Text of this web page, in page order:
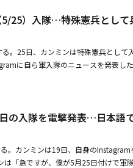
て服務しています。昨年は6年間の歩
で公開され、ファンの注目を集めま
けなども自ら制作する自主制作アイ
My！」「HIT」「Left ＆ Right」など
であるにもかかわらず、一糸乱れぬ美
開催してキャリアを積み、2015年に
。翌年にはGirl's Dayのミナの姉であ
りました。また、リナとアミは、ア
年以降グループとしての活動はな
ても驚きの選択だった。メンバーの
の申込書を提出した。ユンソンは「休
真剣に考えてみましたし、早く軍隊
スタートロット』が始まるという話
親孝行できると思いました。何より
演のきっかけを明らかにした。期待
と思って臨んだ切実さが表れたよう
んなに良い成績で上がれるとは思わ
返った。これに先立って、JTBC「
ユンソンにはもう一度、競演ステー
5/25）入隊…特殊憲兵として
。25日、カンミンは特殊憲兵として
に自ら軍入隊のニュースを発表し
の入隊を電撃発表…日本語
。カンミンは19日、自身の
は「急ですが、僕が5月25日付けで軍